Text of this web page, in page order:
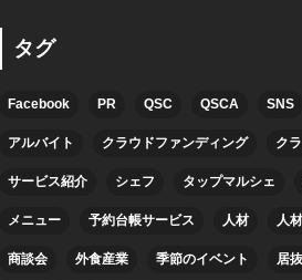
タグ
Facebook PR QSC QSCA SNS
アルバイト クラウドファンディング ク
サービス紹介 シェフ タップマルシェ
メニュー 予約台帳サービス 人材 人
商談会 外食産業 季節のイベント 居